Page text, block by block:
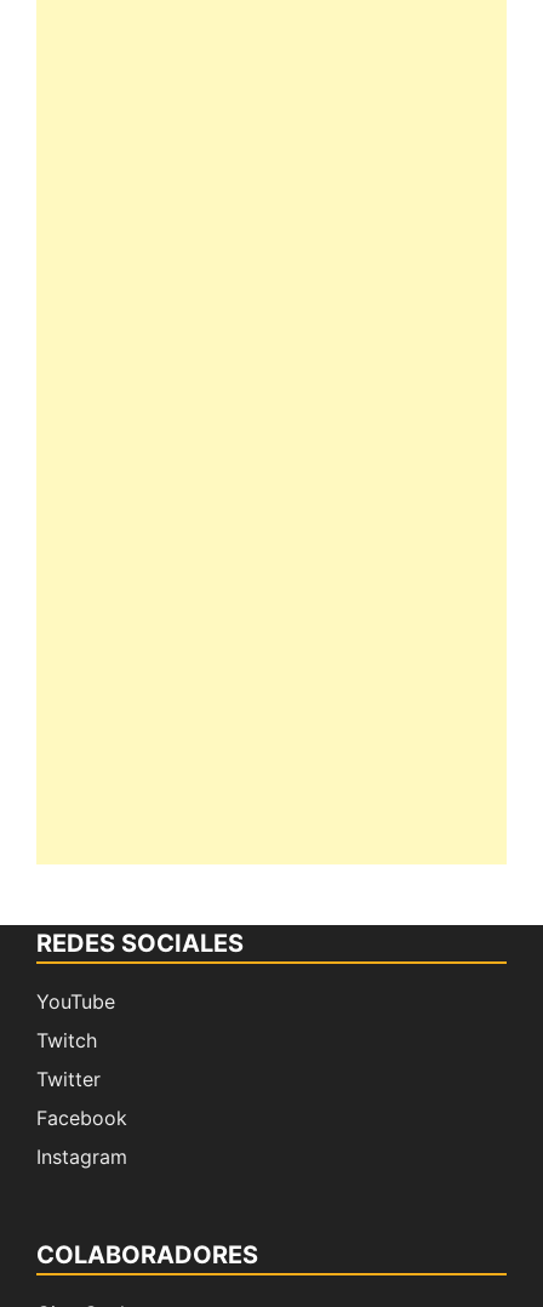
REDES SOCIALES
YouTube
Twitch
Twitter
Facebook
Instagram
COLABORADORES